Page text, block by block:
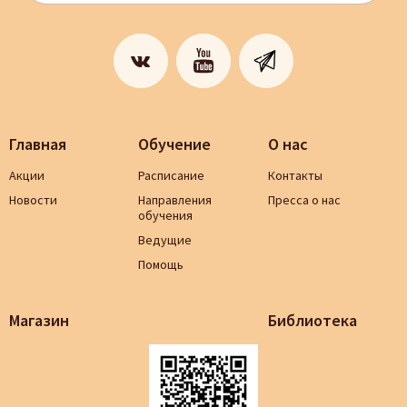
Главная
Акции
Новости
Обучение
Расписание
Направления
обучения
Ведущие
Помощь
О нас
Контакты
Пресса о нас
Магазин Библиотека